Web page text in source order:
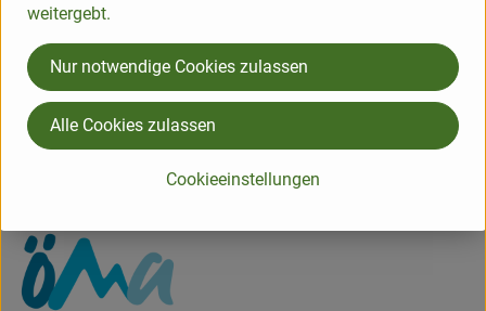
ÖMA Beer GmbH
Ökologische Molkereien Allgäu
D 88161 Lindenberg im Allgäu
Kontrollnummer DE-BY-006-12899-BCD
www.oema.de
(Daten von Ecoinform)
weitergebt.
Cookieeinstellungen
Nur notwendige Cookies zulassen
Alle Cookies zulassen